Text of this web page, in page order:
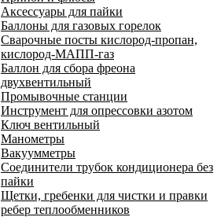
Аксессуары для пайки
Баллоны для газовых горелок
Сварочные посты кислород-пропан,
кислород-МАПП-газ
Баллон для сбора фреона
двухвентильный
Промывочные станции
Инструмент для опрессовки азотом
Ключ вентильный
Манометры
Вакуумметры
Соединители трубок кондиционера без
пайки
Щетки, гребенки для чистки и правки
ребер теплообменников